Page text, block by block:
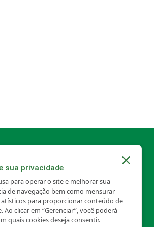
Masculina
sua privacidade
para operar o site e melhorar sua
de navegação bem como mensurar
para proporcionar conteúdo de
Ao clicar em “Gerenciar”, você poderá
quais cookies deseja consentir.